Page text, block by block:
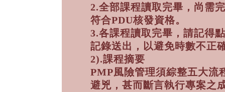
2.全部課程讀取完畢，尚需
符合PDU核發資格。
3.各課程讀取完畢，請記得
記錄送出，以避免時數不正
2).課程摘要
PMP風險管理須綜整五大流
避兇，甚而斷言執行專案之